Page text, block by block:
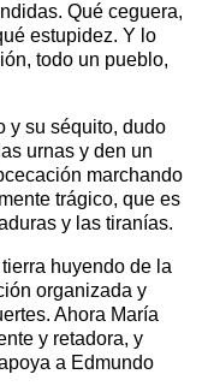
Qué ceguera,
estupidez. Y lo
todo un pueblo,
y su séquito, dudo
urnas y den un
marchando
trágico, que es
y las tiranías.
huyendo de la
organizada y
Ahora María
y retadora, y
a Edmundo